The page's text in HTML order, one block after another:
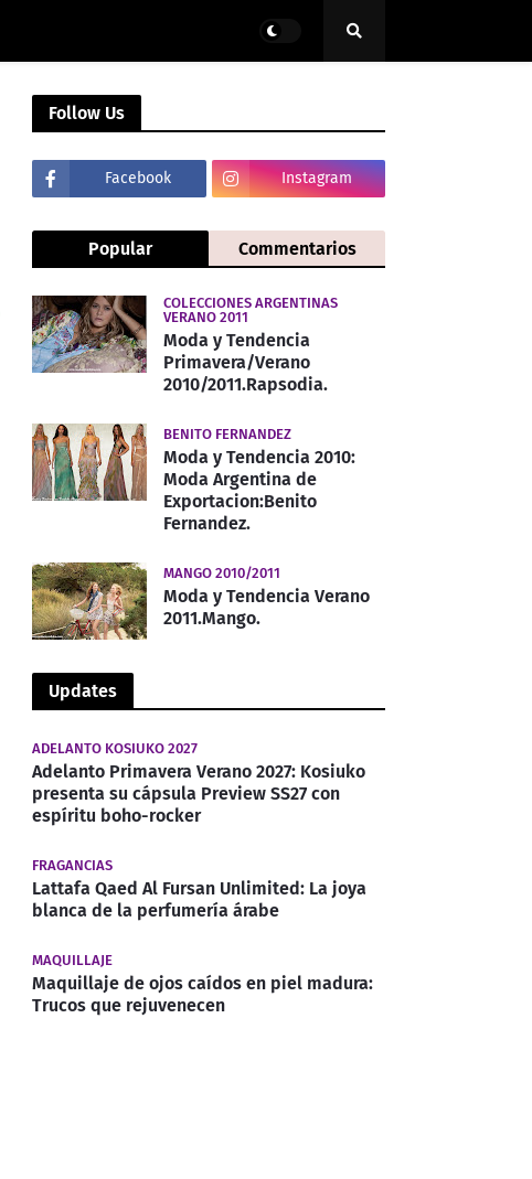
Follow Us
Facebook Instagram
Popular Commentarios
COLECCIONES ARGENTINAS
VERANO 2011
Moda y Tendencia
Primavera/Verano
2010/2011.Rapsodia.
BENITO FERNANDEZ
Moda y Tendencia 2010:
Moda Argentina de
Exportacion:Benito
Fernandez.
MANGO 2010/2011
Moda y Tendencia Verano
2011.Mango.
Updates
ADELANTO KOSIUKO 2027
Adelanto Primavera Verano 2027: Kosiuko
presenta su cápsula Preview SS27 con
espíritu boho-rocker
FRAGANCIAS
Lattafa Qaed Al Fursan Unlimited: La joya
blanca de la perfumería árabe
MAQUILLAJE
Maquillaje de ojos caídos en piel madura:
Trucos que rejuvenecen